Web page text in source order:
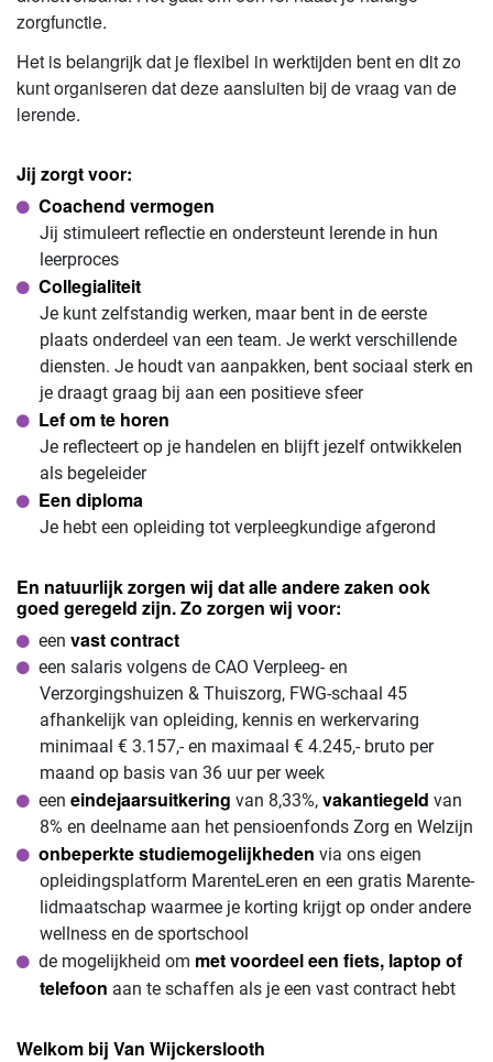
zorgfunctie.
Het is belangrijk dat je flexibel in werktijden bent en dit zo
kunt organiseren dat deze aansluiten bij de vraag van de
lerende.
Jij zorgt voor:
Coachend vermogen
Jij stimuleert reflectie en ondersteunt lerende in hun
leerproces
Collegialiteit
Je kunt zelfstandig werken, maar bent in de eerste
plaats onderdeel van een team. Je werkt verschillende
diensten. Je houdt van aanpakken, bent sociaal sterk en
je draagt graag bij aan een positieve sfeer
Lef om te horen
Je reflecteert op je handelen en blijft jezelf ontwikkelen
als begeleider
Een diploma
Je hebt een opleiding tot verpleegkundige afgerond
En natuurlijk zorgen wij dat alle andere zaken ook
goed geregeld zijn. Zo zorgen wij voor:
een vast contract
een salaris volgens de CAO Verpleeg- en
Verzorgingshuizen & Thuiszorg, FWG-schaal 45
afhankelijk van opleiding, kennis en werkervaring
minimaal € 3.157,- en maximaal € 4.245,- bruto per
maand op basis van 36 uur per week
een eindejaarsuitkering van 8,33%, vakantiegeld van
8% en deelname aan het pensioenfonds Zorg en Welzijn
onbeperkte studiemogelijkheden via ons eigen
opleidingsplatform MarenteLeren en een gratis Marente-
lidmaatschap waarmee je korting krijgt op onder andere
wellness en de sportschool
de mogelijkheid om met voordeel een fiets, laptop of
telefoon aan te schaffen als je een vast contract hebt
Welkom bij Van Wijckerslooth